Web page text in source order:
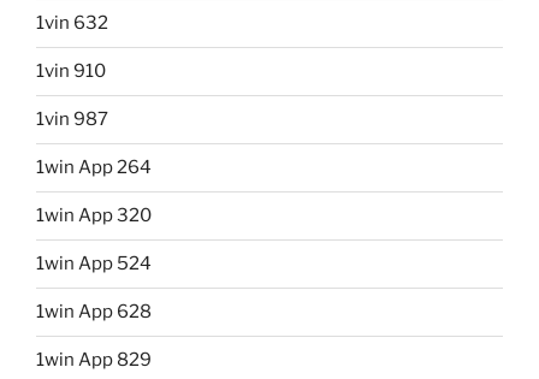
1vin 632
1vin 910
1vin 987
1win App 264
1win App 320
1win App 524
1win App 628
1win App 829